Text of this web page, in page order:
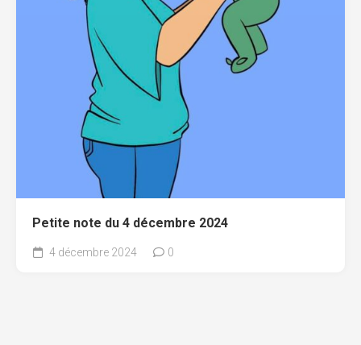
Petite note du 4 décembre 2024
4 décembre 2024 0